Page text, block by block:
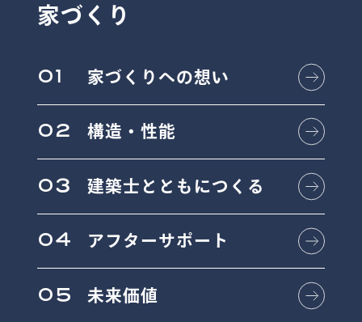
家づくり
01 家づくりへの想い
02 構造・性能
03 建築士とともにつくる
04 アフターサポート
05 未来価値